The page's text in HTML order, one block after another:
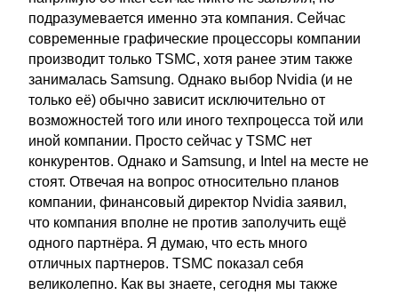
подразумевается именно эта компания. Сейчас
современные графические процессоры компании
производит только TSMC, хотя ранее этим также
занималась Samsung. Однако выбор Nvidia (и не
только её) обычно зависит исключительно от
возможностей того или иного техпроцесса той или
иной компании. Просто сейчас у TSMC нет
конкурентов. Однако и Samsung, и Intel на месте не
стоят. Отвечая на вопрос относительно планов
компании, финансовый директор Nvidia заявил,
что компания вполне не против заполучить ещё
одного партнёра. Я думаю, что есть много
отличных партнеров. TSMC показал себя
великолепно. Как вы знаете, сегодня мы также